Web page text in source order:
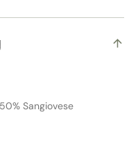
&
in Österreich und
wird automatisch
Sangiovese